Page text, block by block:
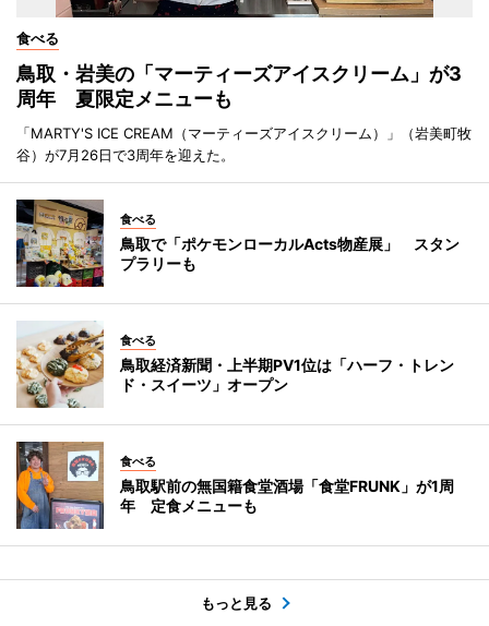
食べる
鳥取・岩美の「マーティーズアイスクリーム」が3
周年 夏限定メニューも
「MARTY'S ICE CREAM（マーティーズアイスクリーム）」（岩美町牧
谷）が7月26日で3周年を迎えた。
食べる
鳥取で「ポケモンローカルActs物産展」 スタン
プラリーも
食べる
鳥取経済新聞・上半期PV1位は「ハーフ・トレン
ド・スイーツ」オープン
食べる
鳥取駅前の無国籍食堂酒場「食堂FRUNK」が1周
年 定食メニューも
もっと見る